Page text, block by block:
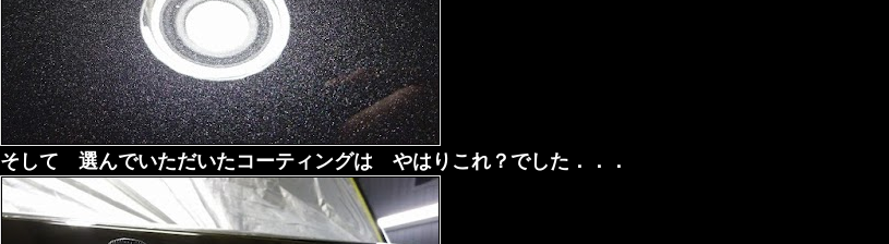
そして 選んでいただいたコーティングは やはりこれ？でした．．．